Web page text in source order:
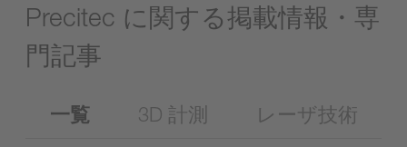
Precitec に関する掲載情報・専
門記事
一覧 3D 計測 レーザ技術